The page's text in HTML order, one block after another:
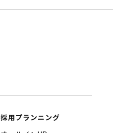
採用プランニング